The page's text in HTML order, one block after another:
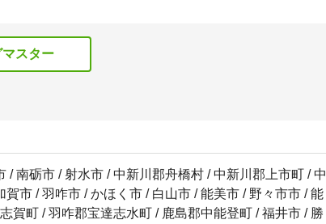
スター
/ 南砺市 / 射水市 / 中新川郡舟橋村 / 中新川郡上市町 / 中
市 / 羽咋市 / かほく市 / 白山市 / 能美市 / 野々市市 / 能
賀町 / 羽咋郡宝達志水町 / 鹿島郡中能登町 / 福井市 / 勝